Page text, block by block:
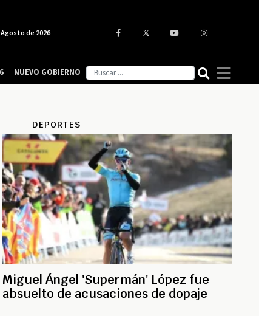
DEPORTES
Miguel Ángel 'Supermán' López fue
absuelto de acusaciones de dopaje
de 2026
NUEVO GOBIERNO